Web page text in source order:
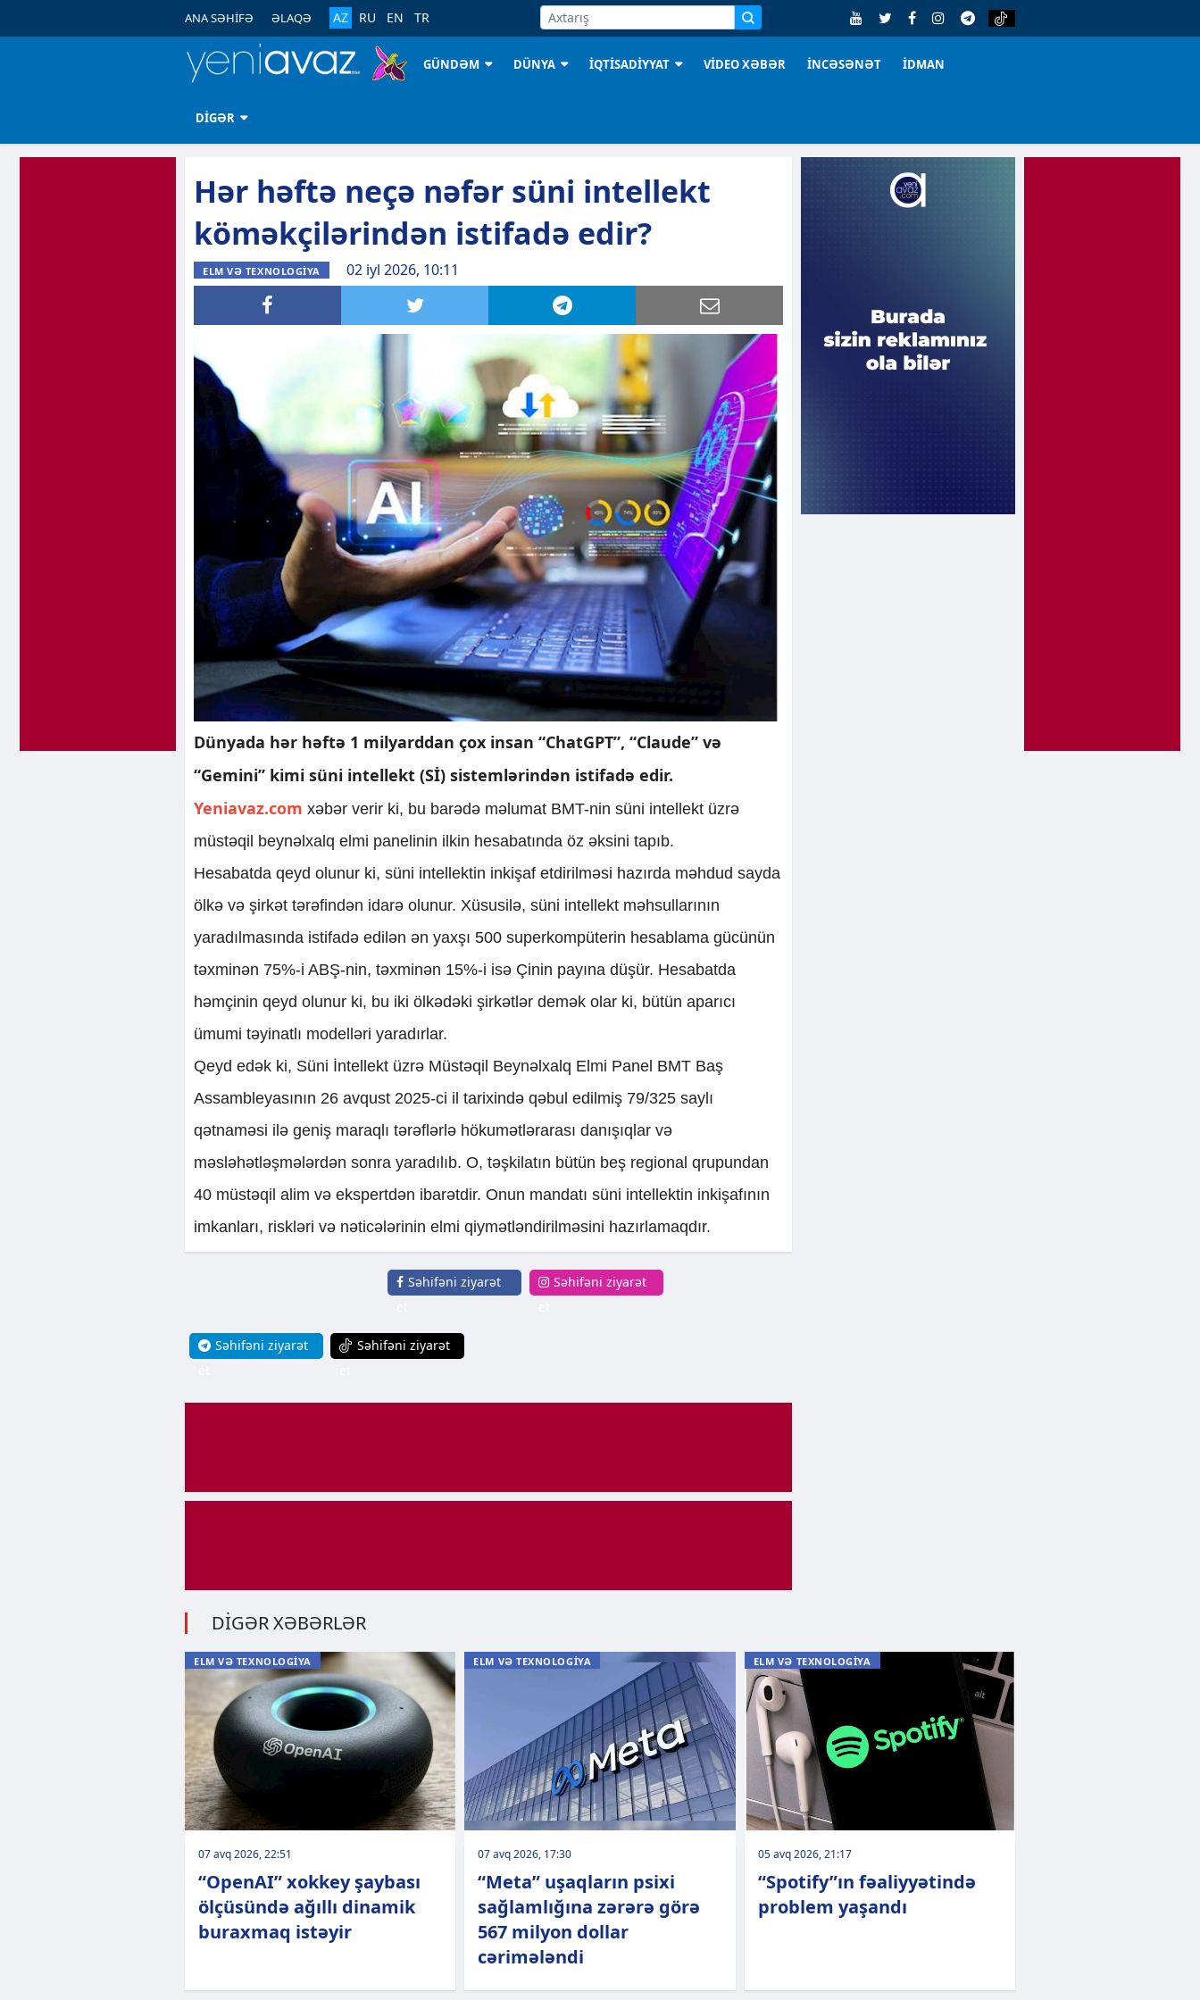
ANA SƏHİFƏ ƏLAQƏ AZ RU EN TR
GÜNDƏM DÜNYA İQTİSADİYYAT VİDEO XƏBƏR İNCƏSƏNƏT İDMAN
DİGƏR
Hər həftə neçə nəfər süni intellekt
köməkçilərindən istifadə edir?
ELM VƏ TEXNOLOGİYA 02 iyl 2026, 10:11
Dünyada hər həftə 1 milyarddan çox insan “ChatGPT”, “Claude” və
“Gemini” kimi süni intellekt (Sİ) sistemlərindən istifadə edir.
Yeniavaz.com xəbər verir ki, bu barədə məlumat BMT-nin süni intellekt üzrə
müstəqil beynəlxalq elmi panelinin ilkin hesabatında öz əksini tapıb.
Hesabatda qeyd olunur ki, süni intellektin inkişaf etdirilməsi hazırda məhdud sayda
ölkə və şirkət tərəfindən idarə olunur. Xüsusilə, süni intellekt məhsullarının
yaradılmasında istifadə edilən ən yaxşı 500 superkompüterin hesablama gücünün
təxminən 75%-i ABŞ-nin, təxminən 15%-i isə Çinin payına düşür. Hesabatda
həmçinin qeyd olunur ki, bu iki ölkədəki şirkətlər demək olar ki, bütün aparıcı
ümumi təyinatlı modelləri yaradırlar.
Qeyd edək ki, Süni İntellekt üzrə Müstəqil Beynəlxalq Elmi Panel BMT Baş
Assambleyasının 26 avqust 2025-ci il tarixində qəbul edilmiş 79/325 saylı
qətnaməsi ilə geniş maraqlı tərəflərlə hökumətlərarası danışıqlar və
məsləhətləşmələrdən sonra yaradılıb. O, təşkilatın bütün beş regional qrupundan
40 müstəqil alim və ekspertdən ibarətdir. Onun mandatı süni intellektin inkişafının
imkanları, riskləri və nəticələrinin elmi qiymətləndirilməsini hazırlamaqdır.
Səhifəni ziyarət
Səhifəni ziyarət
Səhifəni ziyarət
Səhifəni ziyarət
DİGƏR XƏBƏRLƏR
ELM VƏ TEXNOLOGİYA
07 avq 2026, 22:51
“OpenAI” xokkey şaybası
ölçüsündə ağıllı dinamik
buraxmaq istəyir
ELM VƏ TEXNOLOGİYA
07 avq 2026, 17:30
“Meta” uşaqların psixi
sağlamlığına zərərə görə
567 milyon dollar
cərimələndi
ELM VƏ TEXNOLOGİYA
05 avq 2026, 21:17
“Spotify”ın fəaliyyətində
problem yaşandı